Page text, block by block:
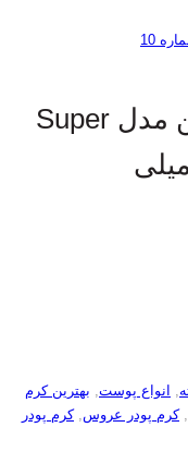
كرم پودر 24 ساعته میبلین مدل Super
انواع پوست بهترین کرم
,کرم پودر عروس ,کرم پودر